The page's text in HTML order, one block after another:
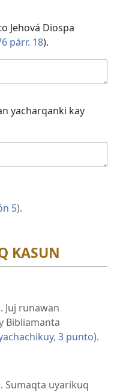
Jehová Diospa
párr. 18).
yacharqanki kay
5).
KASUN
Juj runawan
Bibliamanta
3 punto).
Sumaqta uyarikuq